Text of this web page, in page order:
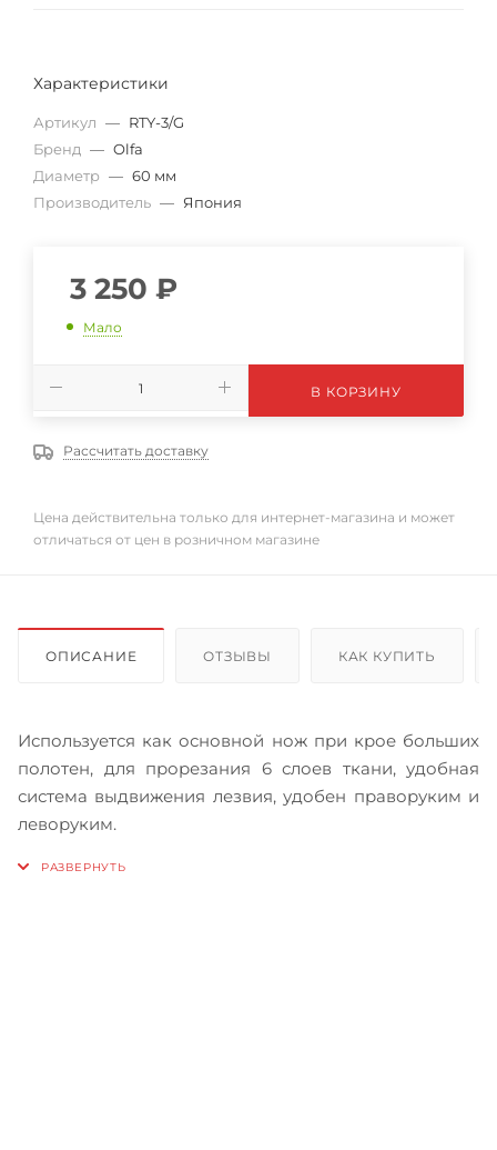
Характеристики
Артикул — RTY-3/G
Бренд — Olfa
Диаметр — 60 мм
Производитель — Япония
3 250 ₽
Мало
В КОРЗИНУ
Рассчитать доставку
Цена действительна только для интернет-магазина и может
отличаться от цен в розничном магазине
ОПИСАНИЕ ОТЗЫВЫ КАК КУПИТЬ
Используется как основной нож при крое больших
полотен, для прорезания 6 слоев ткани, удобная
система выдвижения лезвия, удобен праворуким и
леворуким.